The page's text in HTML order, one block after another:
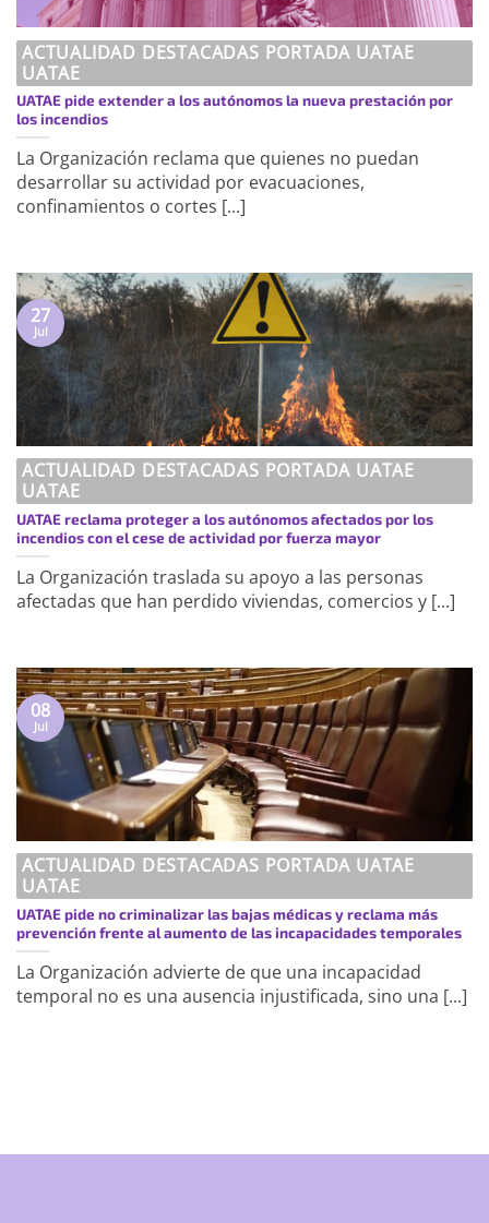
ACTUALIDAD DESTACADAS PORTADA UATAE
UATAE
UATAE pide extender a los autónomos la nueva prestación por
los incendios
La Organización reclama que quienes no puedan
desarrollar su actividad por evacuaciones,
confinamientos o cortes [...]
ACTUALIDAD DESTACADAS PORTADA UATAE
UATAE
UATAE reclama proteger a los autónomos afectados por los
incendios con el cese de actividad por fuerza mayor
La Organización traslada su apoyo a las personas
afectadas que han perdido viviendas, comercios y [...]
27
Jul
ACTUALIDAD DESTACADAS PORTADA UATAE
UATAE
UATAE pide no criminalizar las bajas médicas y reclama más
prevención frente al aumento de las incapacidades temporales
La Organización advierte de que una incapacidad
temporal no es una ausencia injustificada, sino una [...]
08
Jul
best-first/